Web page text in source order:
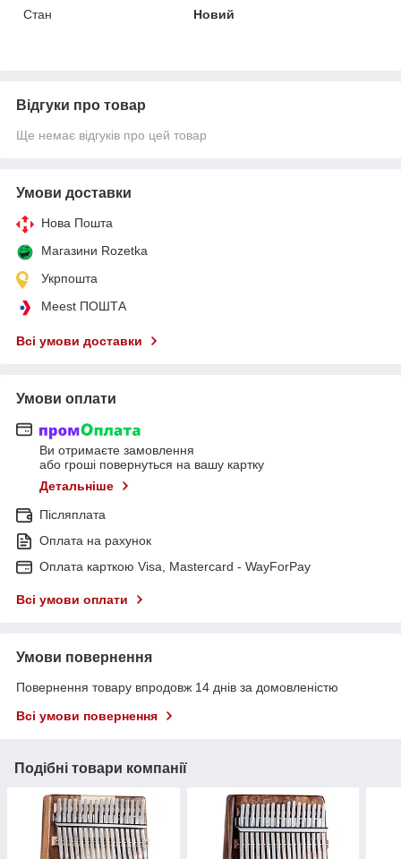
Стан Новий
Відгуки про товар
Ще немає відгуків про цей товар
Умови доставки
Нова Пошта
Магазини Rozetka
Укрпошта
Meest ПОШТА
Всі умови доставки
Умови оплати
Ви отримаєте замовлення
або гроші повернуться на вашу картку
Детальніше
Післяплата
Оплата на рахунок
Оплата карткою Visa, Mastercard - WayForPay
Всі умови оплати
Умови повернення
Повернення товару впродовж 14 днів за домовленістю
Всі умови повернення
Подібні товари компанії